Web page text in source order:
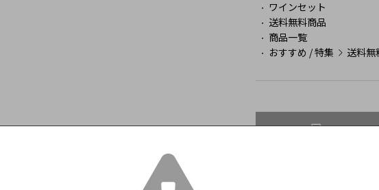
ワインセット
送料無料商品
商品一覧
おすすめ / 特集
送料無
ただいま
再入